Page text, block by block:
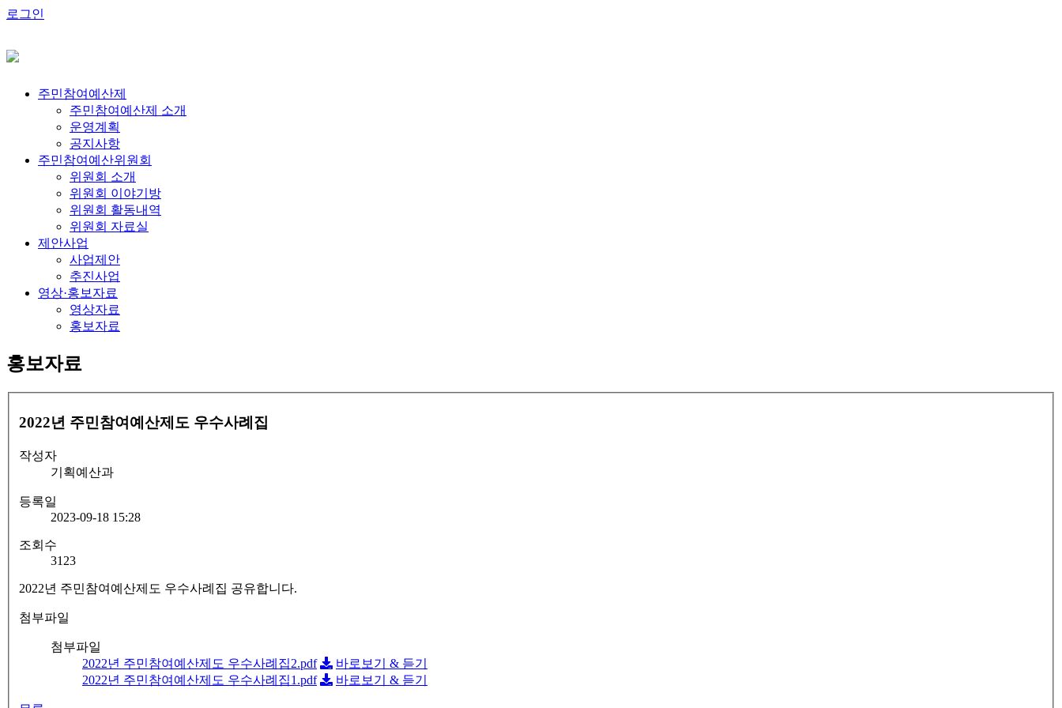
로그인
주민참여예산제
주민참여예산제 소개
운영계획
공지사항
주민참여예산위원회
위원회 소개
위원회 이야기방
위원회 활동내역
위원회 자료실
제안사업
사업제안
추진사업
영상·홍보자료
영상자료
홍보자료
홍보자료
2022년 주민참여예산제도 우수사례집
작성자
기획예산과
등록일
2023-09-18 15:28
조회수
3123
2022년 주민참여예산제도 우수사례집 공유합니다.
첨부파일
첨부파일
2022년 주민참여예산제도 우수사례집2.pdf
바로보기 & 듣기
2022년 주민참여예산제도 우수사례집1.pdf
바로보기 & 듣기